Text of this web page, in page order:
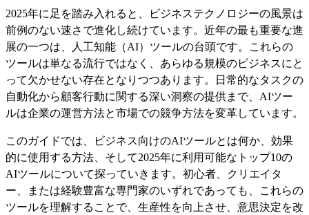
2025年に足を踏み入れると、ビジネステクノロジーの風景は
前例のない速さで進化し続けています。近年の最も重要な進
展の一つは、人工知能（AI）ツールの台頭です。これらの
ツールは単なる流行ではなく、あらゆる規模のビジネスにと
って欠かせない存在となりつつあります。日常的なタスクの
自動化から顧客行動に関する深い洞察の提供まで、AIツー
ルは企業の運営方法と市場での競争方法を変革しています。
このガイドでは、ビジネス向けのAIツールとは何か、効果
的に使用する方法、そして2025年に利用可能なトップ10の
AIツールについて探っていきます。初心者、クリエイタ
ー、または経験豊富な専門家のいずれであっても、これらの
ツールを理解することで、生産性を向上させ、意思決定を改